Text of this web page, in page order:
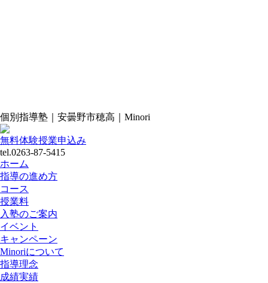
個別指導塾｜安曇野市穂高｜Minori
無料体験授業申込み
tel.0263-87-5415
ホーム
指導の進め方
コース
授業料
入塾のご案内
イベント
キャンペーン
Minoriについて
指導理念
成績実績